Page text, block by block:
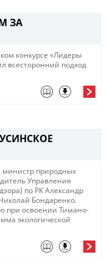
ЗА
конкурсе «Лидеры
всесторонний подход
природных
Управления
по РК Александр
Бондаренко.
при освоении Тимано-
экологической